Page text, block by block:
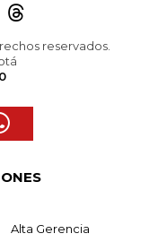
reservados.
Alta Gerencia